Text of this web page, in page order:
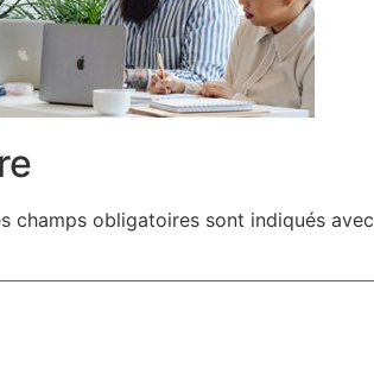
champs obligatoires sont indiqués avec